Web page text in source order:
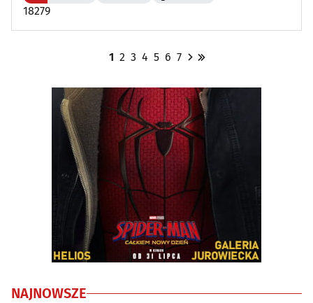
18279
1 2 3 4 5 6 7
NAJNOWSZE